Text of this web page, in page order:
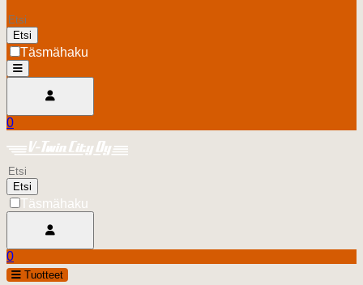
Etsi
Täsmähaku
open
Ostoskori
0.00 €
0
Harley Davidson Turku
Etsi
Täsmähaku
Ostoskori
0.00 €
0
openTuotteet